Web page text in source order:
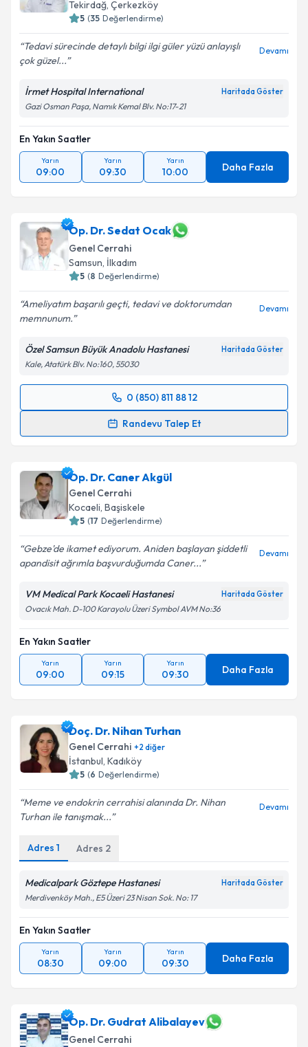
Tekirdağ, Çerkezköy
5 (35 Değerlendirme)
Tedavi sürecinde detaylı bilgi ilgi güler yüzü anlayışlı
çok güzel...
Devamı
İrmet Hospital International Haritada Göster
Gazi Osman Paşa, Namık Kemal Blv. No:17-21
En Yakın Saatler
Yarın
09:00
Yarın
09:30
Yarın
10:00 Daha Fazla
Op. Dr. Sedat Ocak
Genel Cerrahi
Samsun, İlkadım
5 (8 Değerlendirme)
Ameliyatım başarılı geçti, tedavi ve doktorumdan
memnunum.
Devamı
Özel Samsun Büyük Anadolu Hastanesi Haritada Göster
Kale, Atatürk Blv. No:160, 55030
0 (850) 811 88 12
Randevu Talep Et
Randevu Takvimi Talebi
takvim hazırlandığında e-posta ile bilgilendireceğiz.
E-posta Adresiniz
Kişisel verilerimin işlenmesine ilişkin
kapsamda işlenmesini kabul ediyorum.
Op. Dr. Caner Akgül
Genel Cerrahi
Kocaeli, Başiskele
5 (17 Değerlendirme)
Gebze'de ikamet ediyorum. Aniden başlayan şiddetli
apandisit ağrımla başvurduğumda Caner...
Devamı
VM Medical Park Kocaeli Hastanesi Haritada Göster
Ovacık Mah. D-100 Karayolu Üzeri Symbol AVM No:36
En Yakın Saatler
Yarın
09:00
Yarın
09:15
Yarın
09:30 Daha Fazla
Doç. Dr. Nihan Turhan
Genel Cerrahi +2 diğer
İstanbul, Kadıköy
5 (6 Değerlendirme)
Meme ve endokrin cerrahisi alanında Dr. Nihan
Turhan ile tanışmak...
Devamı
Adres 1 Adres 2
Medicalpark Göztepe Hastanesi Haritada Göster
Merdivenköy Mah., E5 Üzeri 23 Nisan Sok. No: 17
En Yakın Saatler
Yarın
08:30
Yarın
09:00
Yarın
09:30 Daha Fazla
Op. Dr. Gudrat Alibalayev
Genel Cerrahi